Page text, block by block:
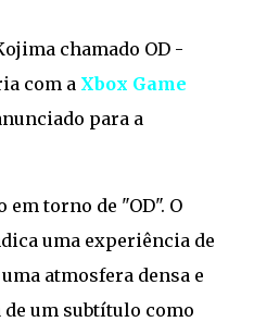
chamado OD -
com a Xbox Game
para a
torno de "OD". O
uma experiência de
atmosfera densa e
um subtítulo como